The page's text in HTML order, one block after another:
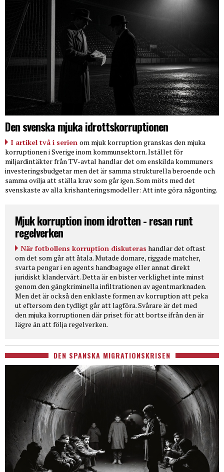
Den svenska mjuka idrottskorruptionen
I artikel två i serien om mjuk korruption granskas den mjuka
korruptionen i Sverige inom kommunsektorn. Istället för
miljardintäkter från TV-avtal handlar det om enskilda kommuners
investeringsbudgetar men det är samma strukturella beroende och
samma ovilja att ställa krav som går igen. Som möts med det
svenskaste av alla krishanteringsmodeller: Att inte göra någonting.
Mjuk korruption inom idrotten - resan runt
regelverken
När fotbollens korruption diskuteras handlar det oftast
om det som går att åtala. Mutade domare, riggade matcher,
svarta pengar i en agents handbagage eller annat direkt
juridiskt klandervärt. Detta är en bister verklighet inte minst
genom den gängkriminella infiltrationen av agentmarknaden.
Men det är också den enklaste formen av korruption att peka
ut eftersom den tydligt går att lagföra. Svårare är det med
den mjuka korruptionen där priset för att bortse ifrån den är
lägre än att följa regelverken.
DEN SPANSKA MIGRATIONSKRISEN